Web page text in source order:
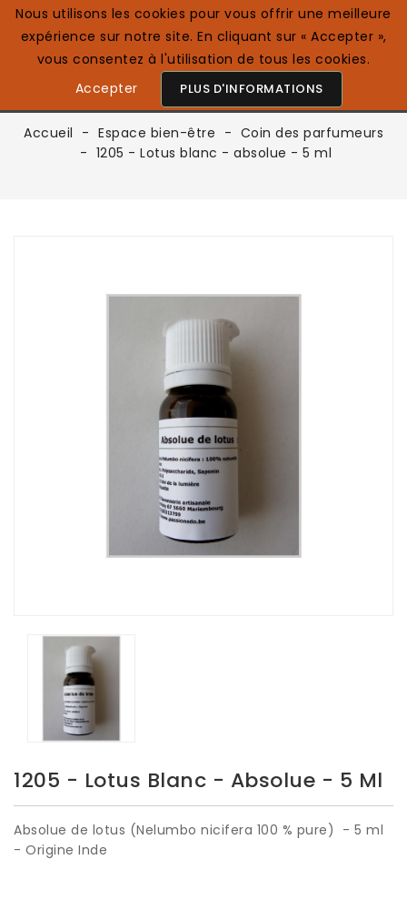
Nous utilisons les cookies pour vous offrir une meilleure
expérience sur notre site. En cliquant sur « Accepter »,
vous consentez à l'utilisation de tous les cookies.
Accepter
PLUS D'INFORMATIONS
Français  0
Accueil Espace bien-être
Coin des parfumeurs
1205 - Lotus blanc - absolue - 5 ml
1205 - Lotus Blanc - Absolue - 5 Ml
Absolue de lotus (Nelumbo nicifera 100 % pure) - 5 ml
- Origine Inde